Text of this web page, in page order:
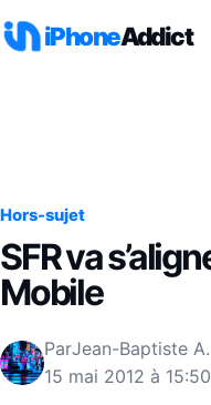
iPhoneAddict
Hors-sujet
SFR va
Mobile
ParJean-Baptiste A.
15 mai 2012 à 15:50